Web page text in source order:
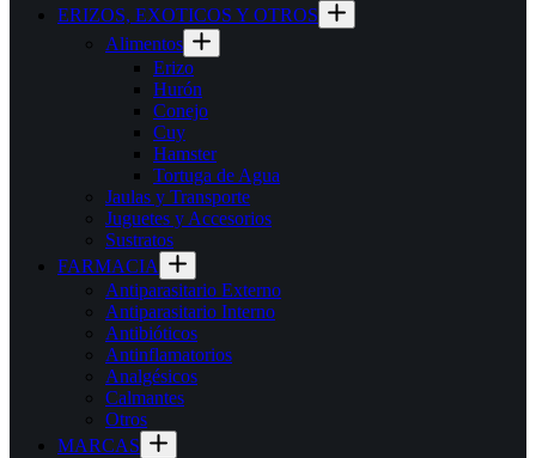
ERIZOS, EXOTICOS Y OTROS
Alimentos
Erizo
Hurón
Conejo
Cuy
Hamster
Tortuga de Agua
Jaulas y Transporte
Juguetes y Accesorios
Sustratos
FARMACIA
Antiparasitario Externo
Antiparasitario Interno
Antibióticos
Antinflamatorios
Analgésicos
Calmantes
Otros
MARCAS